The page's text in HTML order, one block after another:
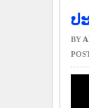
ປ
BY